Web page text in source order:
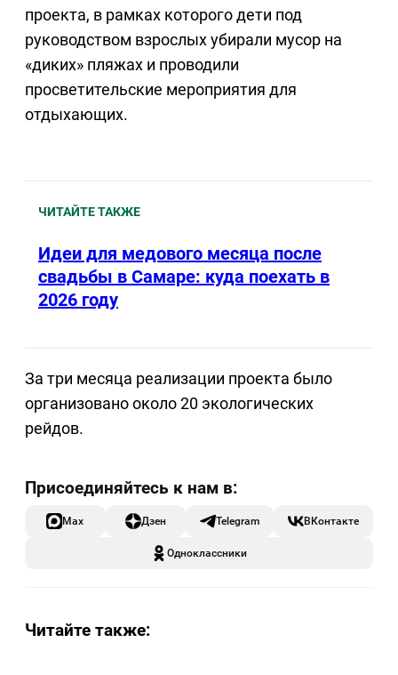
проекта, в рамках которого дети под
руководством взрослых убирали мусор на
«диких» пляжах и проводили
просветительские мероприятия для
отдыхающих.
ЧИТАЙТЕ ТАКЖЕ
Идеи для медового месяца после
свадьбы в Самаре: куда поехать в
2026 году
За три месяца реализации проекта было
организовано около 20 экологических
рейдов.
Max Дзен Telegram ВКонтакте
Одноклассники
Читайте также: